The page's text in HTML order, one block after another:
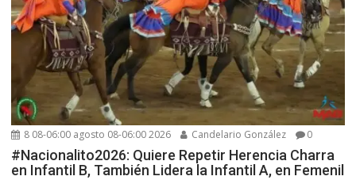
8 08-06:00 agosto 08-06:00 2026 Candelario González 0
#Nacionalito2026: Quiere Repetir Herencia Charra
en Infantil B, También Lidera la Infantil A, en Femenil